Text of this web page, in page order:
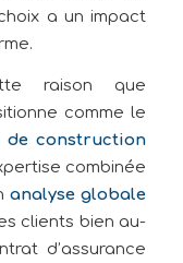
a un impact
raison que
comme le
de construction
combinée
analyse globale
clients bien au-
d’assurance